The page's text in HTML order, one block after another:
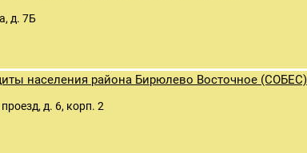
д. 7Б
населения района Бирюлево Восточное (СОБЕС)
д. 6, корп. 2